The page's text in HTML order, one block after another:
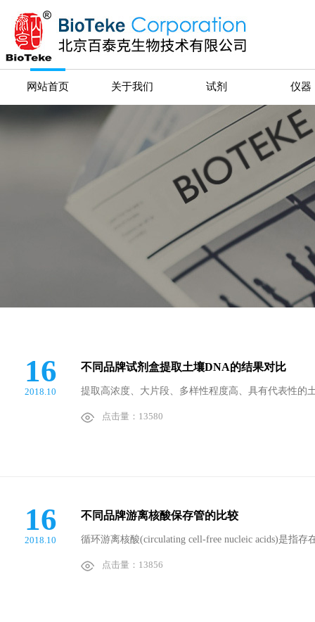
网站首页 关于我们 试剂 仪器
16
2018.10
不同品牌试剂盒提取土壤DNA的结果对比
提取高浓度、大片段、多样性程度高、具有代表性的
点击量：13580
16
2018.10
不同品牌游离核酸保存管的比较
循环游离核酸(circulating cell-free nucleic acids)是指
点击量：13856